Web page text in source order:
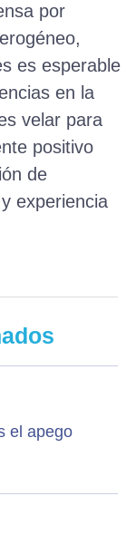
por
es esperable
en la
velar para
positivo
de
experiencia
el apego